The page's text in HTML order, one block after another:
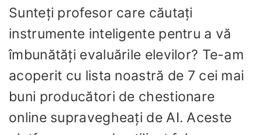
Sunteți profesor care căutați
instrumente inteligente pentru a vă
îmbunătăți evaluările elevilor? Te-am
acoperit cu lista noastră de 7 cei mai
buni producători de chestionare
online supravegheați de AI. Aceste